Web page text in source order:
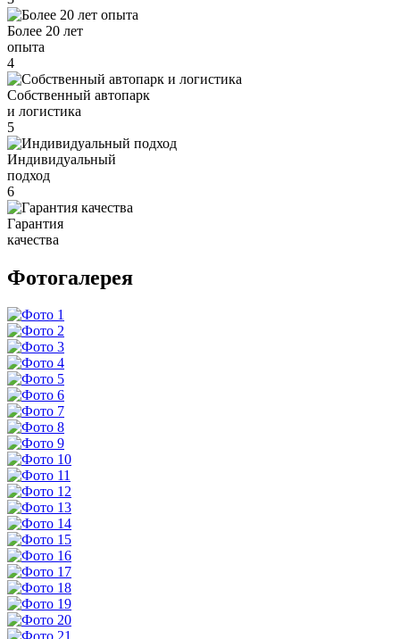
Более 20 лет
опыта
4
Собственный автопарк
и логистика
5
Индивидуальный
подход
6
Гарантия
качества
Фотогалерея